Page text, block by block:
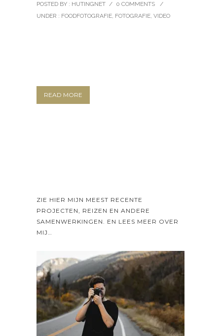
POSTED BY : HUTINGNET / 0 COMMENTS
/
UNDER : FOODFOTOGRAFIE, FOTOGRAFIE, VIDEO
READ MORE
ZIE HIER MIJN MEEST RECENTE
PROJECTEN, REIZEN EN ANDERE
SAMENWERKINGEN. EN LEES MEER OVER
MIJ…